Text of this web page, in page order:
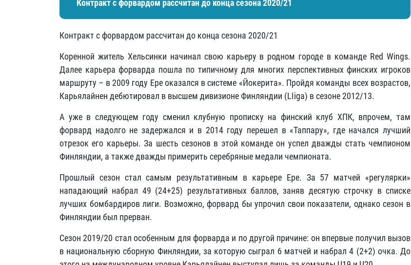
Контракт с форвардом рассчитан до конца сезона 2020/21
Контракт с форвардом рассчитан до конца сезона 2020/21
Коренной житель Хельсинки начинал свою карьеру в родном городе в команде Red Wings.
Далее карьера форварда пошла по типичному для многих перспективных финских игроков
маршруту – в 2009 году Ере оказался в системе «Йокерита». Пройдя команды всех возрастов,
Карьялайнен дебютировал в высшем дивизионе Финляндии (LIiga) в сезоне 2012/13.
А уже в следующем году сменил клубную прописку на финский клуб ХПК, впрочем, там
форвард надолго не задержался и в 2014 году перешел в «Таппару», где начался лучший
отрезок его карьеры. За шесть сезонов в этой команде он успел дважды стать чемпионом
Финляндии, а также дважды примерить серебряные медали чемпионата.
Прошлый сезон стал самым результативным в карьере Ере. За 57 матчей «регулярки»
нападающий набрал 49 (24+25) результативных баллов, заняв десятую строчку в списке
лучших бомбардиров лиги. Возможно, форвард бы упрочил свои показатели, однако сезон в
Финляндии был прерван.
Сезон 2019/20 стал особенным для форварда и по другой причине: он впервые получил вызов
в национальную сборную Финляндии, за которую сыграл 6 матчей и набрал 4 (2+2) очка. До